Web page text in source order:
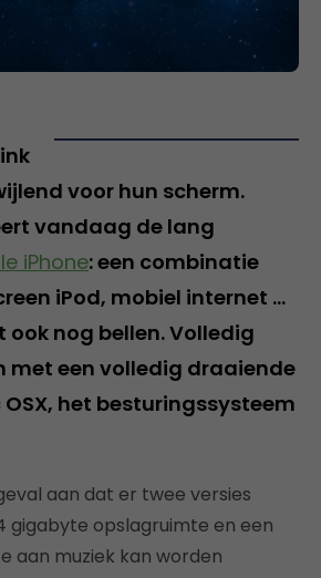
voor hun scherm.
vandaag de lang
iPhone: een combinatie
iPod, mobiel internet …
ook nog bellen. Volledig
met een volledig draaiende
het besturingssysteem
aan dat er twee versies
gigabyte opslagruimte en een
aan muziek kan worden